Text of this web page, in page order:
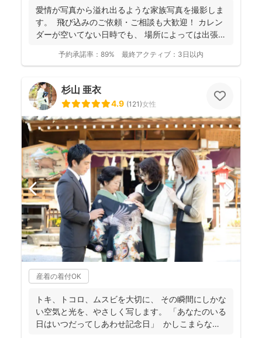
と好評です♪特にニューボーンフォトは様々な研修を受講
し、クオリティ高いお写真をお届けされています(^^)
愛情が写真から溢れ出るような家族写真を撮影しま
す。 飛び込みのご依頼・ご相談も大歓迎！ カレン
ダーが空いてない日時でも、 場所によっては出張で
予約承諾率： 89% 最終アクティブ： 3日以内
杉山 亜衣
4.9 (121)女性
産着の着付OK
トキ、トコロ、ムスビを大切に、 その瞬間にしかな
い空気と光を、やさしく写します。 「あなたのいる
日はいつだってしあわせ記念日」 かしこまらなく